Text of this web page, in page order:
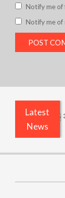
Notify me of
Notify me of
Latest
News
කුඩු